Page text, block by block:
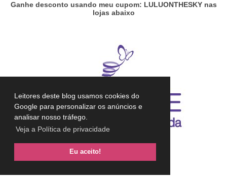
Leitores deste blog usamos cookies do
Google para personalizar os anúncios e
analisar nosso tráfego.
Veja a Política de privacidade
Eu aceito!
Ganhe desconto usando meu cupom: LULUONTHESKY nas
lojas abaixo